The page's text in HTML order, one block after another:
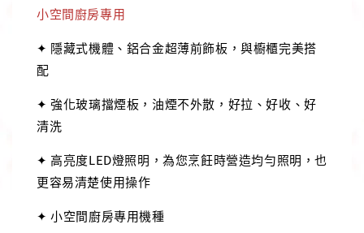
小空間廚房專用
✦ 隱藏式機體、鋁合金超薄前飾板，與櫥櫃完美搭
配
✦ 強化玻璃擋煙板，油煙不外散，好拉、好收、好
清洗
✦ 高亮度LED燈照明，為您烹飪時營造均勻照明，也
更容易清楚使用操作
✦ 小空間廚房專用機種